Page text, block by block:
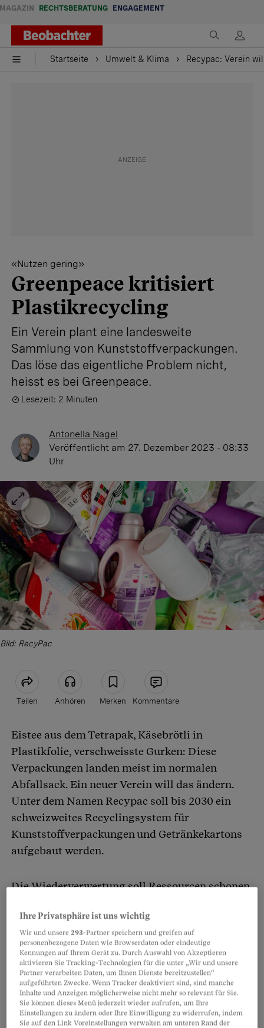
MAGAZIN RECHTSBERATUNG ENGAGEMENT
Startseite Umwelt & Klima Recypac: Verein
«Nutzen gering»
Greenpeace kritisiert
Plastikrecycling
Ein Verein plant eine landesweite
Sammlung von Kunststoffverpackungen.
Das löse das eigentliche Problem nicht,
heisst es bei Greenpeace.
Lesezeit: 2 Minuten
Antonella Nagel
Veröffentlicht am 27. Dezember 2023 - 08:33
Uhr
Bild: RecyPac
Teilen Anhören Merken Kommentare
Artikel teilen
Eistee aus dem Tetrapak, Käsebrötli in
Plastikfolie, verschweisste Gurken: Diese
Verpackungen landen meist im normalen
Abfallsack. Ein neuer Verein will das ändern.
Unter dem Namen Recypac soll bis 2030 ein
schweizweites Recyclingsystem für
Kunststoffverpackungen und Getränkekartons
aufgebaut werden.
Die Wiederverwertung soll Ressourcen schonen,
Zur Kasse gebeten werden die Konsumentinnen
und Konsumenten: Die Entsorgungssäcke sollen
kostenpflichtig sein. Und müssen zu einer
Sammelstelle gebracht werden.
Partnerinhalte
Ihre Privatsphäre ist uns wichtig
Wir und unsere293-Partner speichern und greifen auf
personenbezogene Daten wie Browserdaten oder eindeutige
Kennungen auf Ihrem Gerät zu. Durch Auswahl von Akzeptieren
aktivieren Sie Tracking-Technologien für die unter „Wir und unsere
Partner verarbeiten Daten, um Ihnen Dienste bereitzustellen“
aufgeführten Zwecke. Wenn Tracker deaktiviert sind, sind manche
Inhalte und Anzeigen möglicherweise nicht mehr so relevant für Sie.
Sie können dieses Menü jederzeit wieder aufrufen, um Ihre
Einstellungen zu ändern oder Ihre Einwilligung zu widerrufen, indem
Sie auf den Link Voreinstellungen verwalten am unteren Rand der